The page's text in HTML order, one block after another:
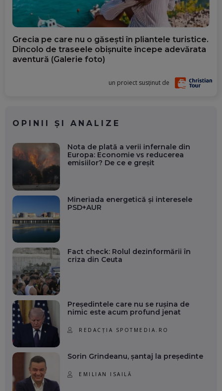
Grecia pe care nu o găsești în pliantele turistice.
Dincolo de traseele obișnuite începe adevărata
aventură (Galerie foto)
un proiect susținut de
OPINII ȘI ANALIZE
Nota de plată a verii infernale din
Europa: Economie vs reducerea
emisiilor? De ce e greșit
Mineriada energetică și interesele
PSD+AUR
Fact check: Rolul dezinformării în
criza din Ceuta
Președintele care nu se rușina de
nimic este acum profund jenat
REDACȚIA SPOTMEDIA.RO
Sorin Grindeanu, șantaj la președinte
EMILIAN ISAILĂ